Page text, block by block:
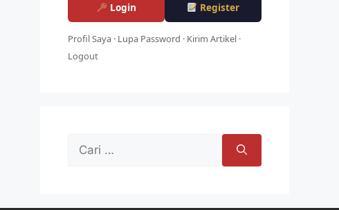
Login Register
Profil Saya · Lupa Password · Kirim Artikel ·
Logout
Cari